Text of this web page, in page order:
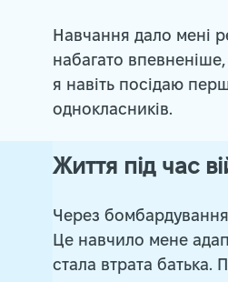
Навчання дало мені
набагато
я навіть посідаю
однокласників.
Життя під час
Через
Це навчило мене
стала втрата батька.